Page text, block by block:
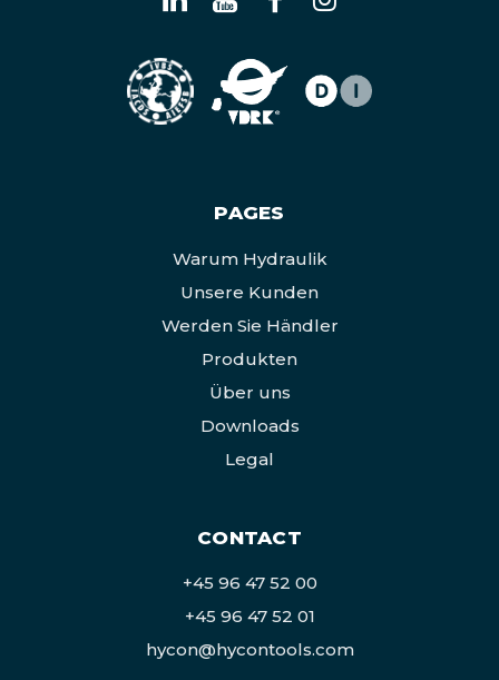
PAGES
Warum Hydraulik
Unsere Kunden
Werden Sie Händler
Produkten
Über uns
Downloads
Legal
CONTACT
+45 96 47 52 00
+45 96 47 52 01
hycon@hycontools.com